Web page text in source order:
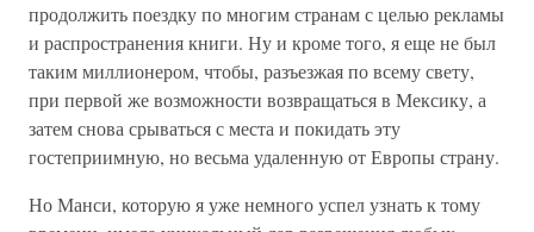
продолжить поездку по многим странам с целью рекламы
и распространения книги. Ну и кроме того, я еще не был
таким миллионером, чтобы, разъезжая по всему свету,
при первой же возможности возвращаться в Мексику, а
затем снова срываться с места и покидать эту
гостеприимную, но весьма удаленную от Европы страну.
Но Манси, которую я уже немного успел узнать к тому